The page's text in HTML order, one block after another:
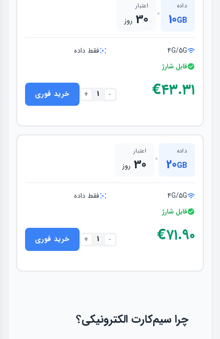
داده
10GB
• اعتبار
30 روز
4G/5G
فقط داده
قابل شارژ
€۴۳.۳۱ -
1
+ خرید فوری
داده
20GB
• اعتبار
30 روز
4G/5G
فقط داده
قابل شارژ
€۷۱.۹۰ -
1
+ خرید فوری
چرا سیم‌کارت الکترونیکی؟